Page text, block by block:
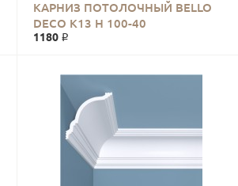
КАРНИЗ ПОТОЛОЧНЫЙ BELLO
DECO К13 Н 100-40
1180 ₽